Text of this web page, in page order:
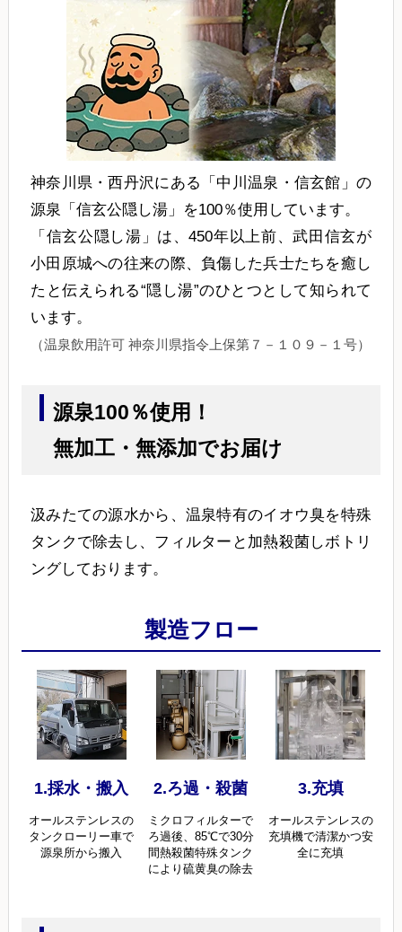
神奈川県・西丹沢にある「中川温泉・信玄館」の
源泉「信玄公隠し湯」を100％使用しています。
「信玄公隠し湯」は、450年以上前、武田信玄が
小田原城への往来の際、負傷した兵士たちを癒し
たと伝えられる“隠し湯”のひとつとして知られて
います。
（温泉飲用許可 神奈川県指令上保第７－１０９－１号）
源泉100％使用！
無加工・無添加でお届け
汲みたての源水から、温泉特有のイオウ臭を特殊
タンクで除去し、フィルターと加熱殺菌しボトリ
ングしております。
製造フロー
1.採水・搬入
オールステンレスの
タンクローリー車で
源泉所から搬入
2.ろ過・殺菌
ミクロフィルターで
ろ過後、 85℃で30分
間熱殺菌特殊タンク
により硫黄臭の除去
3.充填
オールステンレスの
充填機で清潔かつ安
全に充填